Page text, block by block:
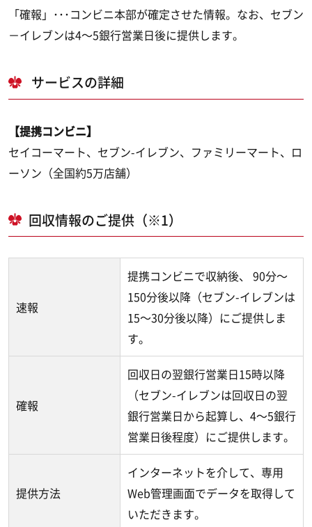
「確報」･･･コンビニ本部が確定させた情報。なお、セブン
－イレブンは4～5銀行営業日後に提供します。
サービスの詳細
【提携コンビニ】
セイコーマート、セブン-イレブン、ファミリーマート、ロ
ーソン（全国約5万店舗）
回収情報のご提供（※1）
速報
提携コンビニで収納後、 90分～
150分後以降（セブン-イレブンは
15～30分後以降）にご提供しま
す。
確報
回収日の翌銀行営業日15時以降
（セブン-イレブンは回収日の翌
銀行営業日から起算し、4～5銀行
営業日後程度）にご提供します。
提供方法
インターネットを介して、専用
Web管理画面でデータを取得して
いただきます。